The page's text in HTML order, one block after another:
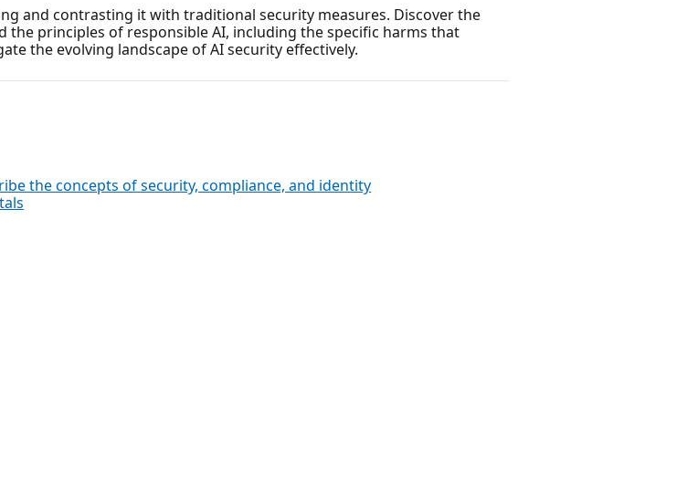
and contrasting it with traditional security measures. Discover the
principles of responsible AI, including the specific harms that
the evolving landscape of AI security effectively.
the concepts of security, compliance, and identity